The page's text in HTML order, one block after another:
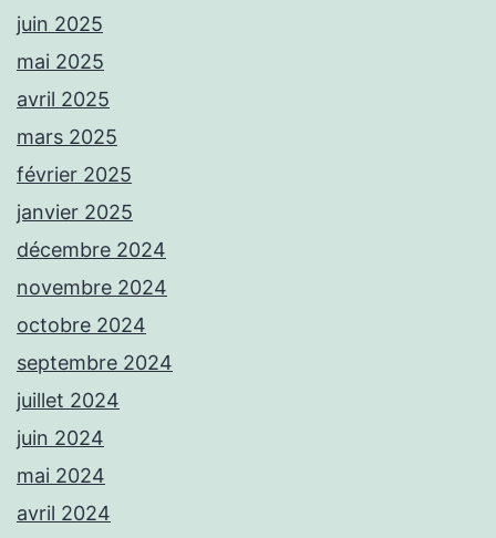
juin 2025
mai 2025
avril 2025
mars 2025
février 2025
janvier 2025
décembre 2024
novembre 2024
octobre 2024
septembre 2024
juillet 2024
juin 2024
mai 2024
avril 2024